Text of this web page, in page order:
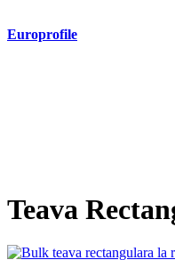
Europrofile
Teava